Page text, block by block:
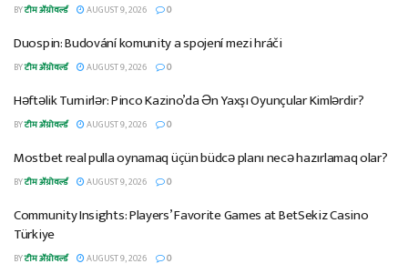
BYटीम ॲग्रोवर्ल्ड AUGUST 9, 2026 0
Duospin: Budování komunity a spojení mezi hráči
BYटीम ॲग्रोवर्ल्ड AUGUST 9, 2026 0
Həftəlik Turnirlər: Pinco Kazino’da Ən Yaxşı Oyunçular Kimlərdir?
BYटीम ॲग्रोवर्ल्ड AUGUST 9, 2026 0
Mostbet real pulla oynamaq üçün büdcə planı necə hazırlamaq olar?
BYटीम ॲग्रोवर्ल्ड AUGUST 9, 2026 0
Community Insights: Players’ Favorite Games at BetSekiz Casino
Türkiye
BYटीम ॲग्रोवर्ल्ड AUGUST 9, 2026 0